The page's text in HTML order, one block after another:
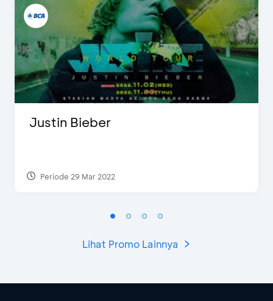
Justin Bieber
Periode 29 Mar 2022
Lihat Promo Lainnya